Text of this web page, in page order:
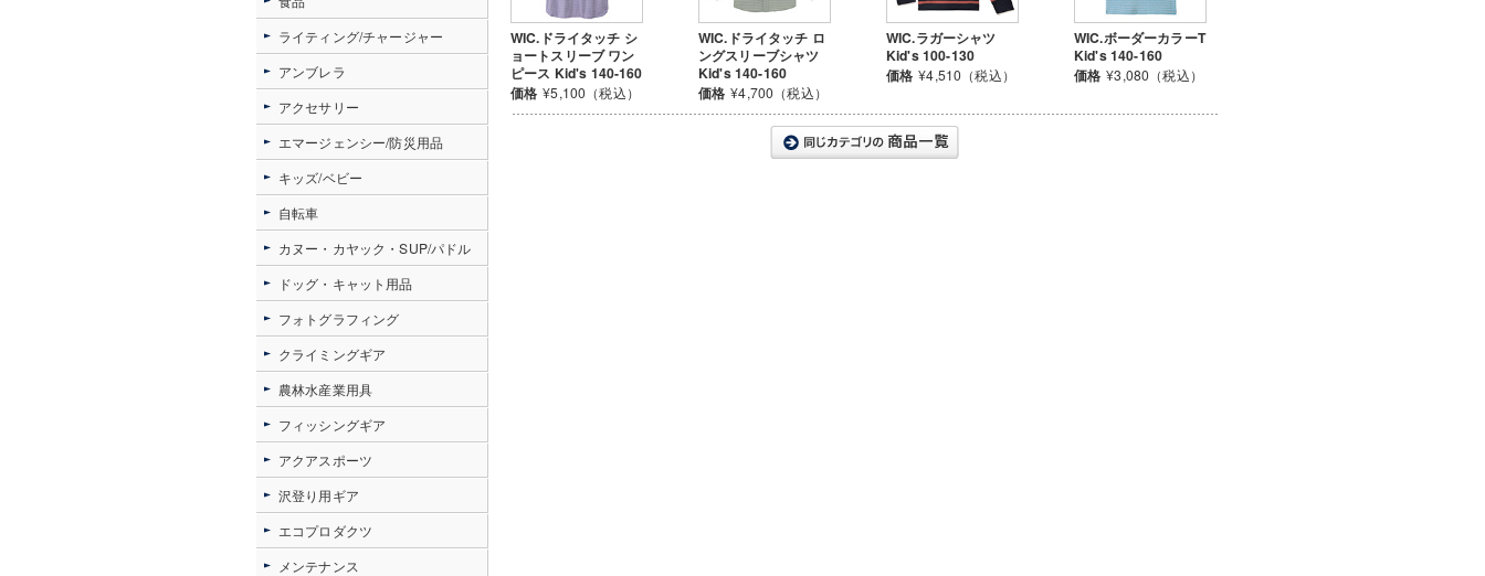
WIC.ドライタッチ シ
ョートスリーブ ワン
ピース Kid's 140-160
価格 ¥5,100（税込）
WIC.ドライタッチ ロ
ングスリーブシャツ
Kid's 140-160
価格 ¥4,700（税込）
WIC.ラガーシャツ
Kid's 100-130
価格 ¥4,510（税込）
WIC.ボーダーカラーT
Kid's 140-160
価格 ¥3,080（税込）
ライティング/チャージャー
アンブレラ
アクセサリー
エマージェンシー/防災用品
キッズ/ベビー
自転車
カヌー・カヤック・SUP/パドル
ドッグ・キャット用品
フォトグラフィング
クライミングギア
農林水産業用具
フィッシングギア
アクアスポーツ
沢登り用ギア
エコプロダクツ
メンテナンス